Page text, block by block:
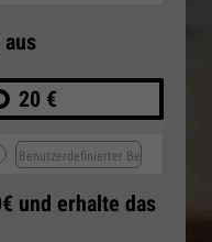
20 €
und erhalte das